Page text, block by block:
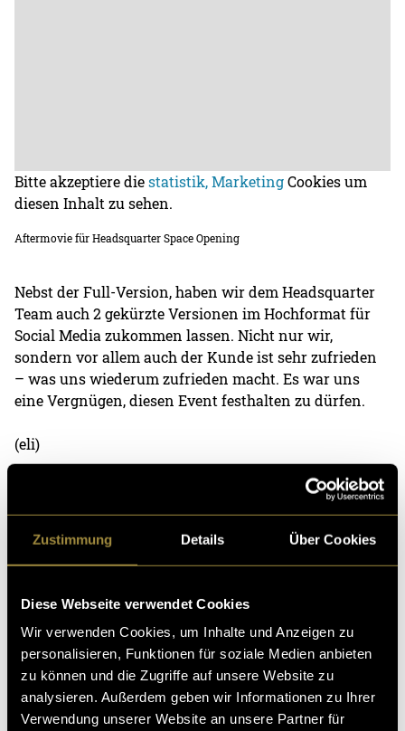
Zustimmung Details Über Cookies
Diese Webseite verwendet Cookies
Wir verwenden Cookies, um Inhalte und Anzeigen zu
personalisieren, Funktionen für soziale Medien anbieten
zu können und die Zugriffe auf unsere Website zu
analysieren. Außerdem geben wir Informationen zu Ihrer
Verwendung unserer Website an unsere Partner für
Bitte akzeptiere diestatistik, MarketingCookies um
diesen Inhalt zu sehen.
Aftermovie für Headsquarter Space Opening
Nebst der Full-Version, haben wir dem Headsquarter
Team auch 2 gekürzte Versionen im Hochformat für
Social Media zukommen lassen. Nicht nur wir,
sondern vor allem auch der Kunde ist sehr zufrieden
– was uns wiederum zufrieden macht. Es war uns
eine Vergnügen, diesen Event festhalten zu dürfen.
(eli)
Kritik
Ähnliche Artikel